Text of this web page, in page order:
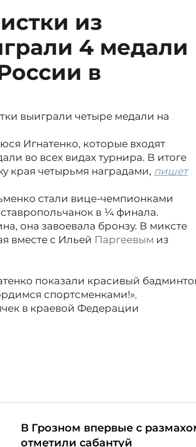
из
4 медали
в
выиграли четыре медали на
Игнатенко, которые входят
во всех видах турнира. В итоге
края четырьмя наградами, пишет
стали вице-чемпионками
в 1⁄4 финала.
она завоевала бронзу. В миксте
вместе с Ильей Паргеевым из
показали красивый
спортсменками!»,
в краевой Федерации
В Грозном впервые с
отметили сабантуй